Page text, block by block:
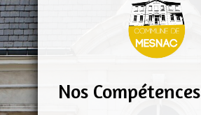
Nos Compétences